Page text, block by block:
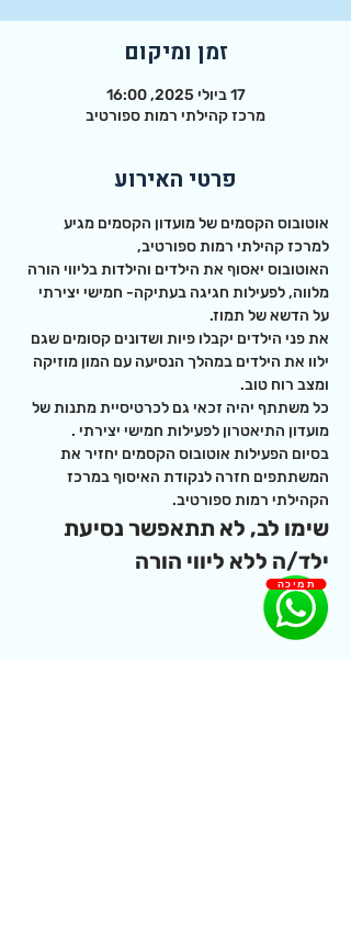
זמן ומיקום
17 ביולי 2025, 16:00
מרכז קהילתי רמות ספורטיב
פרטי האירוע
אוטובוס הקסמים של מועדון הקסמים מגיע
למרכז קהילתי רמות ספורטיב,
האוטובוס יאסוף את הילדים והילדות בליווי הורה
מלווה, לפעילות חגיגה בעתיקה- חמישי יצירתי
על הדשא של תמוז.
את פני הילדים יקבלו פיות ושדונים קסומים שגם
ילוו את הילדים במהלך הנסיעה עם המון מוזיקה
ומצב רוח טוב.
כל משתתף יהיה זכאי גם לכרטיסיית מתנות של
מועדון התיאטרון לפעילות חמישי יצירתי .
בסיום הפעילות אוטובוס הקסמים יחזיר את
המשתתפים חזרה לנקודת האיסוף במרכז
הקהילתי רמות ספורטיב.
שימו לב, לא תתאפשר נסיעת
ילד/ה ללא ליווי הורה
תמיכה